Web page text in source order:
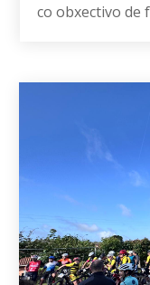
co obxectivo de